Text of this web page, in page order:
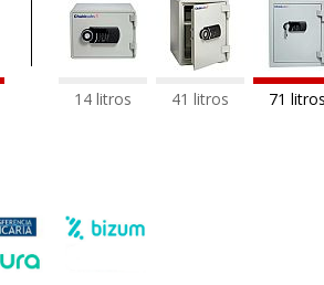
14 litros 41 litros 71 litros